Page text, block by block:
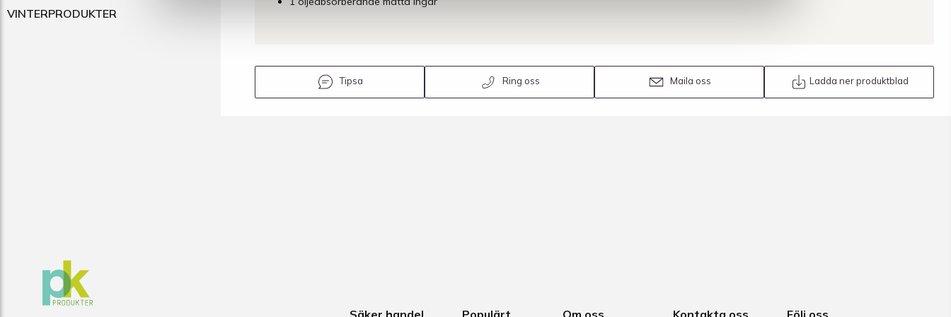
VINTERPRODUKTER
Tipsa Ring oss Maila oss Ladda ner produktblad
Säker handel Populärt Om oss Kontakta oss Följ oss